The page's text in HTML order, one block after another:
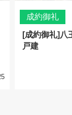
成約御礼
[成約御礼]八
戸建